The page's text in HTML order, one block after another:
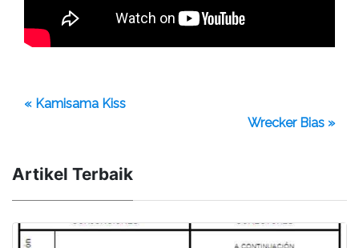
« Kamisama Kiss
Wrecker Bias »
Artikel Terbaik